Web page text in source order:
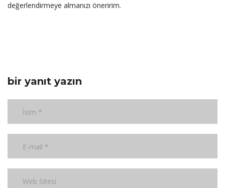
değerlendirmeye almanızı öneririm.
bir yanıt yazın